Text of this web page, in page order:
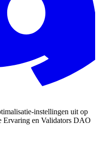
instellingen uit op
Ervaring en Validators DAO